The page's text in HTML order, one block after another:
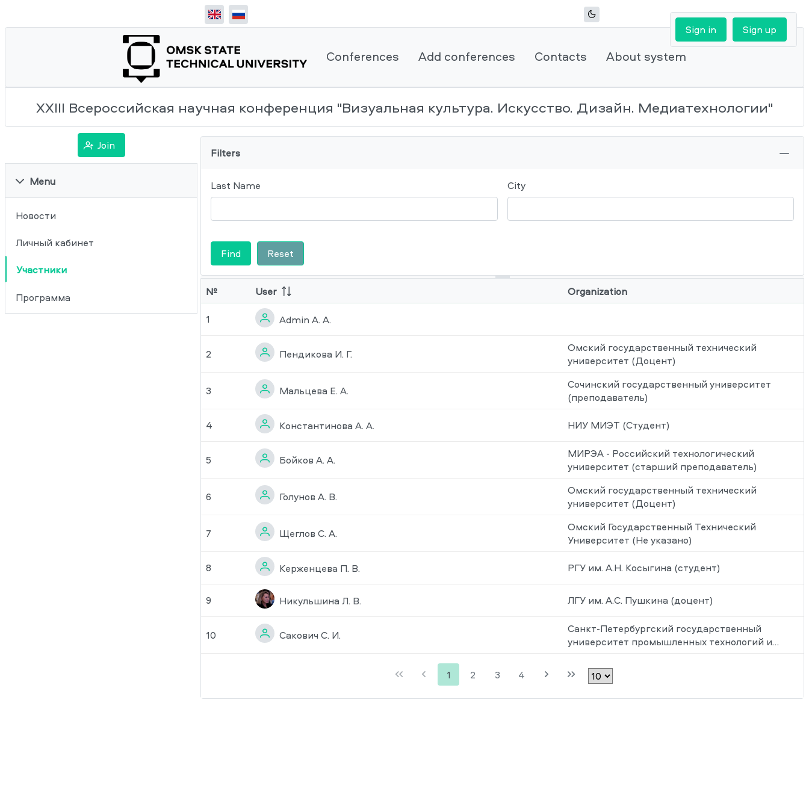
Sign in Sign up
Conferences Add conferences Contacts About system
XXIII Всероссийская научная конференция "Визуальная культура. Искусство. Дизайн. Медиатехнологии"
Join
Menu
Новости
Личный кабинет
Участники
Программа
Filters
Last Name City
Find Reset
№ User Organization
1 Admin A. A.
2 Пендикова И. Г.
Омский государственный технический
университет (Доцент)
3 Мальцева Е. А.
Сочинский государственный университет
(преподаватель)
4 Константинова А. А. НИУ МИЭТ (Студент)
5 Бойков А. А.
МИРЭА - Российский технологический
университет (старший преподаватель)
6 Голунов А. В.
Омский государственный технический
университет (Доцент)
7 Щеглов С. А.
Омский Государственный Технический
Университет (Не указано)
8 Керженцева П. В. РГУ им. А.Н. Косыгина (студент)
9 Никульшина Л. В. ЛГУ им. А.С. Пушкина (доцент)
10 Сакович С. И.
Санкт-Петербургский государственный
университет промышленных технологий и
1
2 3 4